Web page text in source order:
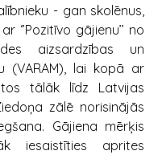
- gan skolēnus,
‘’Pozitīvo gājienu’’ no
aizsardzības un
(VARAM), lai kopā ar
tālāk līdz Latvijas
zālē norisinājās
Gājiena mērķis
iesaistīties aprites